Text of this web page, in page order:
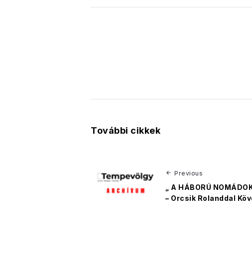
További cikkek
Previous
„ A HÁBORÚ
– Orcsik Rolanddal